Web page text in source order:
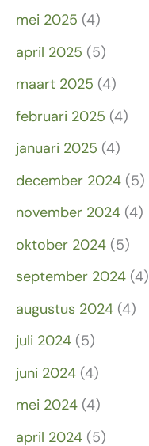
mei 2025 (4)
april 2025 (5)
maart 2025 (4)
februari 2025 (4)
januari 2025 (4)
december 2024 (5)
november 2024 (4)
oktober 2024 (5)
september 2024 (4)
augustus 2024 (4)
juli 2024 (5)
juni 2024 (4)
mei 2024 (4)
april 2024 (5)